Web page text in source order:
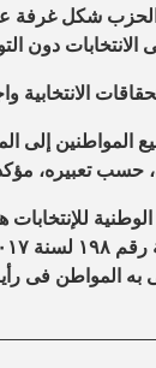
شكل غرفة
دون
المواطنين إلى
تعبيره، مؤكدا
المواطن فى